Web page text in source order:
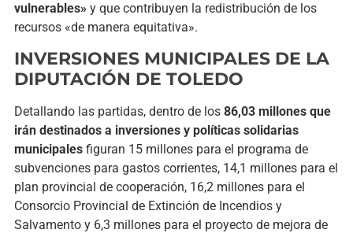
vulnerables»y que contribuyen la redistribución de los
recursos «de manera equitativa».
INVERSIONES MUNICIPALES DE LA
DIPUTACIÓN DE TOLEDO
Detallando las partidas, dentro de los 86,03 millones que
irán destinados a inversiones y políticas solidarias
municipalesfiguran 15 millones para el programa de
subvenciones para gastos corrientes, 14,1 millones para el
plan provincial de cooperación, 16,2 millones para el
Consorcio Provincial de Extinción de Incendios y
Salvamento y 6,3 millones para el proyecto de mejora de